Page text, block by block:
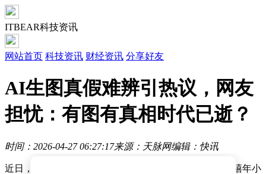
ITBEAR科技资讯
网站首页 科技资讯 财经资讯 分享好友
AI生图真假难辨引热议，网友
担忧：有图有真相时代已逝？
时间：2026-04-27 06:27:17来源：天脉网编辑：快讯
近日，一组看似普通的图片在社交平台掀起热议——千禧年小